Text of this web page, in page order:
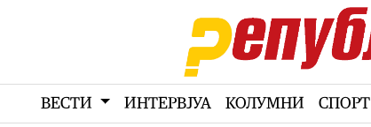
ВЕСТИ ИНТЕРВЈУА КОЛУМНИ СПОРТ